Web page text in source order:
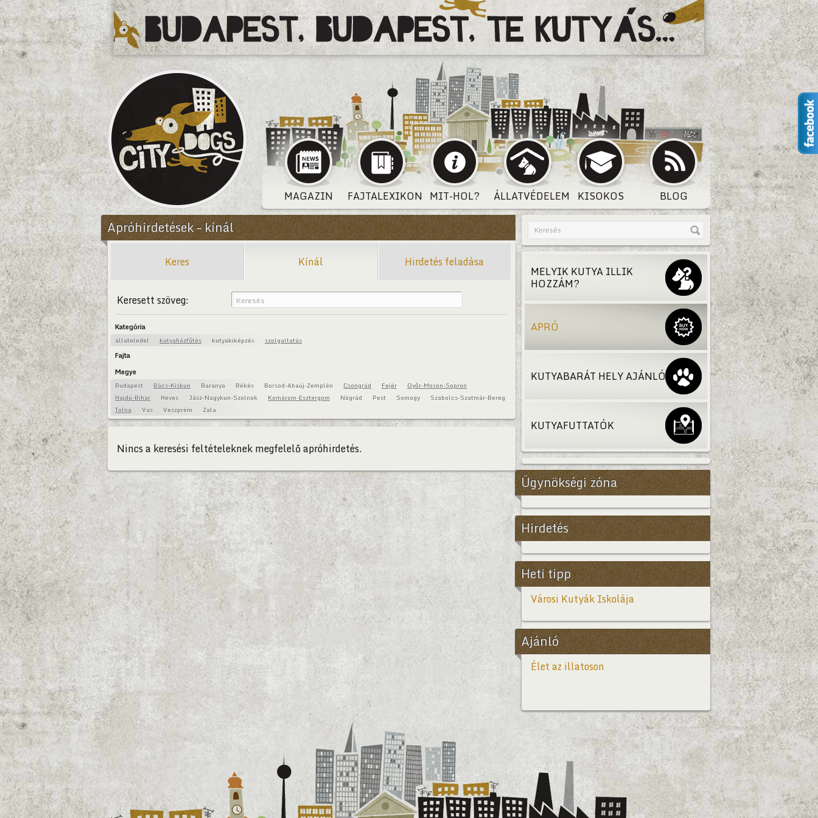
CityDogs
MAGAZIN FAJTALEXIKON MIT-HOL? ÁLLATVÉDELEM KISOKOS BLOG
Apróhirdetések – kínál
Keres Kínál Hirdetés feladása
Keresett szöveg:
Kategória
állateledel kutyaházfűtés kutyakiképzés szolgaltatás
Fajta
Megye
Budapest Bács-Kiskun Baranya Békés Borsod-Abaúj-Zemplén Csongrád Fejér
Győr-Moson-Sopron
Hajdú-Bihar
Heves Jász-Nagykun-Szolnok Komárom-Esztergom Nógrád Pest Somogy
Szabolcs-Szatmár-Bereg
Tolna
Vas Veszprém Zala
Nincs a keresési feltételeknek megfelelő apróhirdetés.
MELYIK KUTYA ILLIK
HOZZÁM?
APRÓ
KUTYABARÁT HELY AJÁNLÓ
KUTYAFUTTATÓK
Ügynökségi zóna
Hirdetés
Heti tipp
Városi Kutyák Iskolája
Ajánló
Élet az illatoson